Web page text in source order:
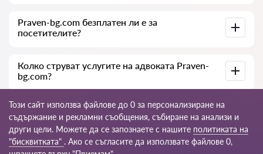
Praven-bg.com е съвременна юридическа компания. Ние
помагаме на физически и юридически лица, както и на
чуждестранни компании.
Praven-bg.com безплатен ли е за
посетителите?
посетителите в София, но услугите и консултациите,
предоставяни от юристи и адвокати, са платни.
Колко струват услугите на адвоката Praven-
bg.com?
Цената на консултацията и услугите на нашите
специалисти зависи от сложността на въпроса и обема
работа; обикновено консултацията по телефона (онлайн)
е от 35 до 45 €. Цената на договора се обсъжда
индивидуално.
© 2026 Praven-bg.com
Този сайт използва файлове до 0 за персонализиране на
съдържание и рекламни съобщения, събиране на анализи и
други цели. Можете да се запознаете с нашите политиката на
"бисквитката" . Ако се съгласите да използвате файлове 0,